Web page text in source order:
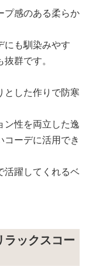
プ感のある柔らか
にも馴染みやす
群です。
とした作りで防寒
ン性を両立した逸
ーデに活用でき
活躍してくれるベ
ックスコー